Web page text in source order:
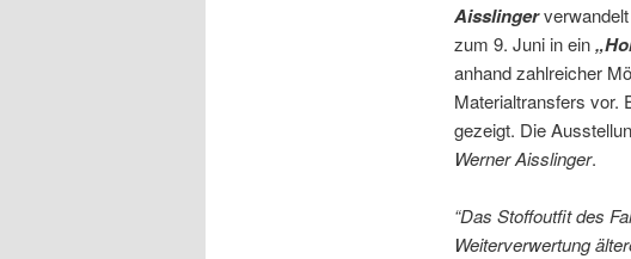
Aisslingerverwandelt
zum 9. Juni in ein
anhand zahlreicher
Materialtransfers vor.
gezeigt. Die
Werner Aisslinger.
“Das Stoffoutfit des
Weiterverwertung